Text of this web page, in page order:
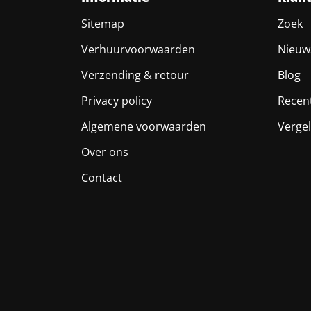
Sitemap
Verhuurvoorwaarden
Verzending & retour
Privacy policy
Algemene voorwaarden
Over ons
Contact
Zoek
Blog